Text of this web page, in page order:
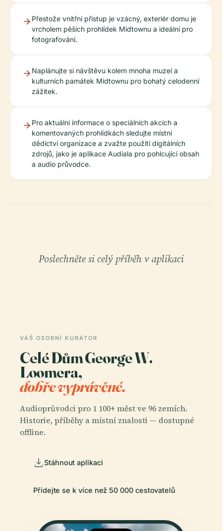
Přestože vnitřní přístup je vzácný, exteriér domu je
vrcholem pěších prohlídek Midtownu a ideální pro
fotografování.
Naplánujte si návštěvu kolem mnoha muzeí a
kulturních památek Midtownu pro bohatý celodenní
zážitek.
Pro aktuální informace o speciálních akcích a
komentovaných prohlídkách sledujte místní
dědictví organizace a zvažte použití digitálních
zdrojů, jako je aplikace Audiala pro pohlcující obsah
a audio průvodce.
Poslechněte si celý příběh v aplikaci
VÁŠ OSOBNÍ KURÁTOR
Celé Dům George W.
Loomera,
dobře vyprávěné.
Audioprůvodci pro 1 100+ měst ve 96 zemích.
Historie, příběhy a místní znalosti — dostupné
offline.
Stáhnout aplikaci
Přidejte se k více než 50 000 cestovatelů